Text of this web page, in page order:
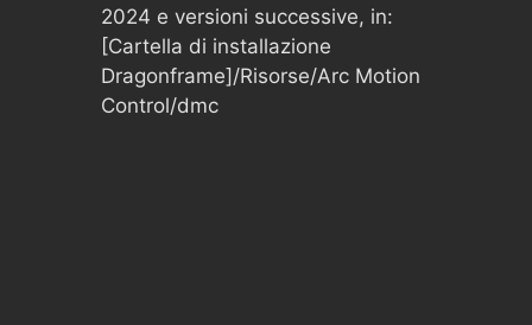
2024 e versioni successive, in:
[Cartella di installazione
Dragonframe]/Risorse/Arc Motion
Control/dmc